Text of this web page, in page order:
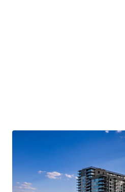
MULTIFAMILY INVESTMENT